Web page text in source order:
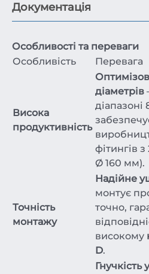
Документація
Особливості та переваги
Особливість
Перевага
Висока
продуктивність
діаметрів
фітингів
Ø 160 мм).
Точність
монтажу
Надійне
монтує
точно,
високому
D.
Гнучкість